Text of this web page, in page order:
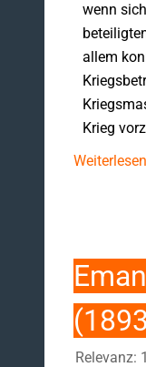
wenn
allem
Krieg
Relevanz: